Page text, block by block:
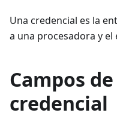
Una credencial es la
a una procesadora y
Campos
credencial